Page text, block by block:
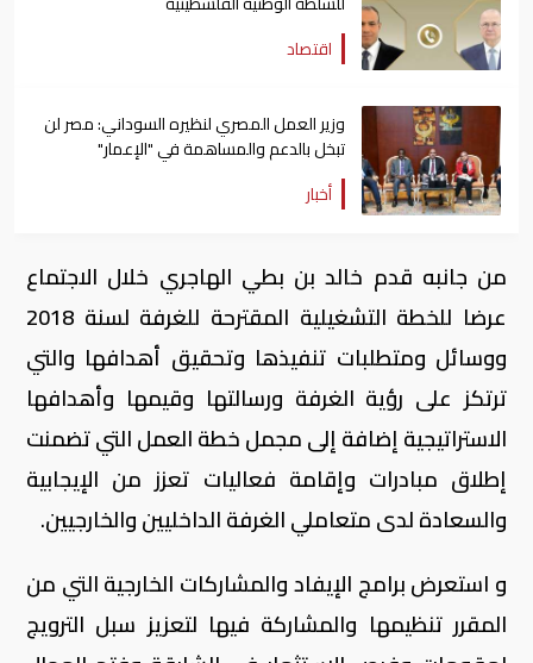
اقتصاد
وزير العمل المصري لنظيره السوداني: مصر لن
تبخل بالدعم والمساهمة في "الإعمار"
أخبار
من جانبه قدم خالد بن بطي الهاجري خلال الاجتماع
عرضا للخطة التشغيلية المقترحة للغرفة لسنة 2018
ووسائل ومتطلبات تنفيذها وتحقيق أهدافها والتي
ترتكز على رؤية الغرفة ورسالتها وقيمها وأهدافها
الاستراتيجية إضافة إلى مجمل خطة العمل التي تضمنت
إطلاق مبادرات وإقامة فعاليات تعزز من الإيجابية
والسعادة لدى متعاملي الغرفة الداخليين والخارجيين.
و استعرض برامج الإيفاد والمشاركات الخارجية التي من
المقرر تنظيمها والمشاركة فيها لتعزيز سبل الترويج